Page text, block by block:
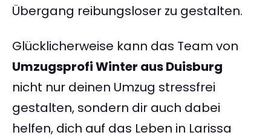
Übergang reibungsloser zu gestalten.
Glücklicherweise kann das Team von
Umzugsprofi Winter aus Duisburg
nicht nur deinen Umzug stressfrei
gestalten, sondern dir auch dabei
helfen, dich auf das Leben in Larissa